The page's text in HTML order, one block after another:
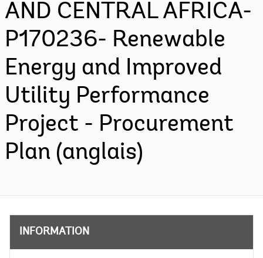
AND CENTRAL AFRICA-
P170236- Renewable
Energy and Improved
Utility Performance
Project - Procurement
Plan (anglais)
INFORMATION